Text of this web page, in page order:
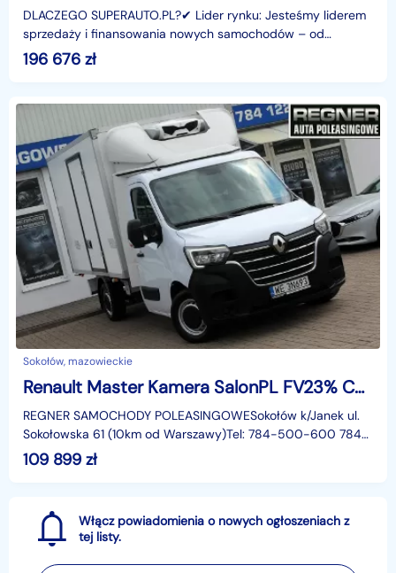
DLACZEGO SUPERAUTO.PL?✔ Lider rynku: Jesteśmy liderem
sprzedaży i finansowania nowych samochodów – od
osobowych, przez dostawcze, po segment premium.✔
Zaufanie
196 676 zł
Sokołów, mazowieckie
Renault Master Kamera SalonPL FV23% Chłodnia/Mroźnia -20°C Zanotti 230V 145KM
REGNER SAMOCHODY POLEASINGOWESokołów k/Janek ul.
Sokołowska 61 (10km od Warszawy)Tel: 784-500-600 784-
122-122Godziny otwarcia:Poniedziałek - Piątek: 09:00 - 18:
109 899 zł
Włącz powiadomienia o nowych ogłoszeniach z
tej listy.